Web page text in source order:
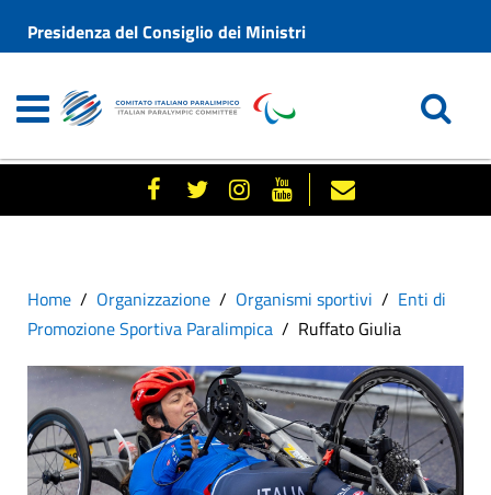
Presidenza del Consiglio dei Ministri
Home Organizzazione Organismi sportivi
Enti di
Promozione Sportiva Paralimpica
Ruffato Giulia